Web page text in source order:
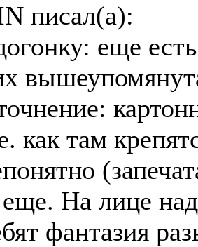
писал(a):
еще
как там
На лице
фантазия